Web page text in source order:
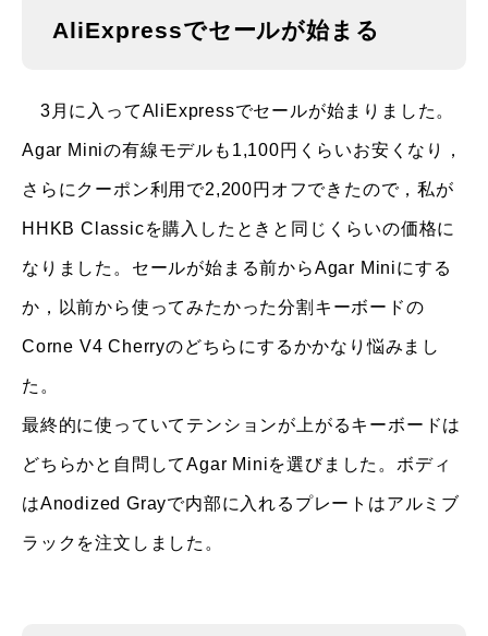
AliExpressでセールが始まる
3月に入ってAliExpressでセールが始まりました。
Agar Miniの有線モデルも1,100円くらいお安くなり，
さらにクーポン利用で2,200円オフできたので，私が
HHKB Classicを購入したときと同じくらいの価格に
なりました。セールが始まる前からAgar Miniにする
か，以前から使ってみたかった分割キーボードの
Corne V4 Cherryのどちらにするかかなり悩みまし
た。
最終的に使っていてテンションが上がるキーボードは
どちらかと自問してAgar Miniを選びました。ボディ
はAnodized Grayで内部に入れるプレートはアルミブ
ラックを注文しました。